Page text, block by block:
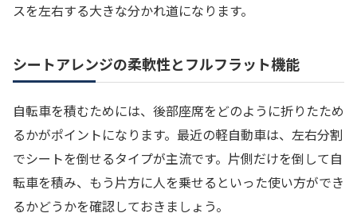
スを左右する大きな分かれ道になります。
シートアレンジの柔軟性とフルフラット機能
自転車を積むためには、後部座席をどのように折りたため
るかがポイントになります。最近の軽自動車は、左右分割
でシートを倒せるタイプが主流です。片側だけを倒して自
転車を積み、もう片方に人を乗せるといった使い方ができ
るかどうかを確認しておきましょう。